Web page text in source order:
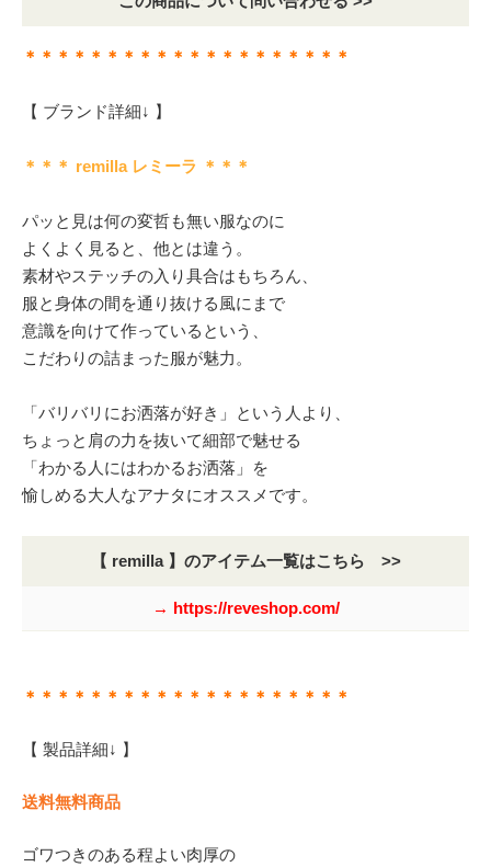
＊＊＊＊＊＊＊＊＊＊＊＊＊＊＊＊＊＊＊＊
【 ブランド詳細↓ 】
＊＊＊ remilla レミーラ ＊＊＊
パッと見は何の変哲も無い服なのに
よくよく見ると、他とは違う。
素材やステッチの入り具合はもちろん、
服と身体の間を通り抜ける風にまで
意識を向けて作っているという、
こだわりの詰まった服が魅力。
「バリバリにお洒落が好き」という人より、
ちょっと肩の力を抜いて細部で魅せる
「わかる人にはわかるお洒落」を
愉しめる大人なアナタにオススメです。
【 remilla 】のアイテム一覧はこちら >>
→ https://reveshop.com/
＊＊＊＊＊＊＊＊＊＊＊＊＊＊＊＊＊＊＊＊
【 製品詳細↓ 】
送料無料商品
ゴワつきのある程よい肉厚の